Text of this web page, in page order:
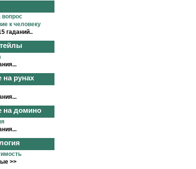
вопрос
к человеку
гаданий..
на рунах
на домино
>>